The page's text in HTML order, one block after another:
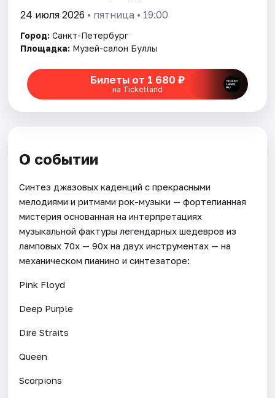
24 июля 2026 • пятница • 19:00
Город: Санкт-Петербург
Площадка: Музей-салон Буллы
Билеты от 1 680 ₽
на Ticketland
О событии
Синтез джазовых каденций с прекрасными
мелодиями и ритмами рок-музыки — фортепианная
мистерия основанная на интерпретациях
музыкальной фактуры легендарных шедевров из
ламповых 70х — 90х на двух инструментах — на
механическом пианино и синтезаторе:
Pink Floyd
Deep Purple
Dire Straits
Queen
Scorpions